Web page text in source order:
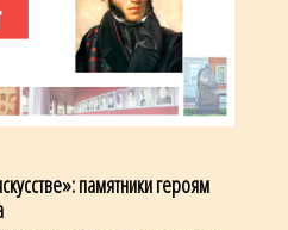
памятники героям